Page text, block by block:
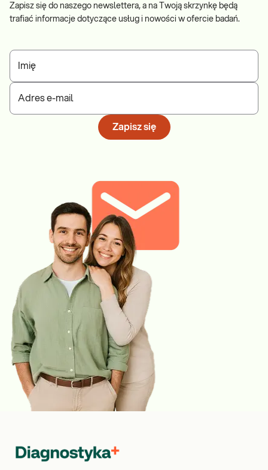
Zapisz się do naszego newslettera, a na Twoją skrzynkę będą
trafiać informacje dotyczące usług i nowości w ofercie badań.
Imię
Adres e-mail
Zapisz się